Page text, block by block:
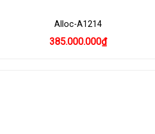
Alloc-A1214
385.000.000₫